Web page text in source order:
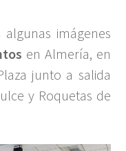
imágenes
en Almería, en
junto a salida
y Roquetas de